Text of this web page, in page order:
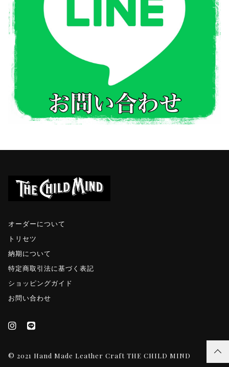
オーダーについて
トリセツ
納期について
特定商取引法に基づく表記
ショッピングガイド
お問い合わせ
© 2021 Hand Made Leather Craft THE CHILD MIND